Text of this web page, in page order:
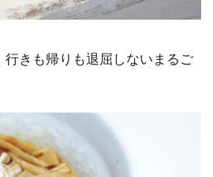
行きも帰りも退屈しないまるご